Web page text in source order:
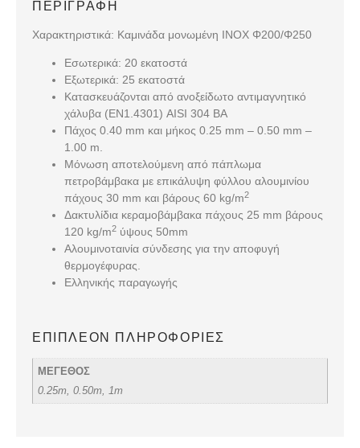
ΠΕΡΙΓΡΑΦΉ
Χαρακτηριστικά: Καμινάδα μονωμένη ΙΝΟΧ Φ200/Φ250
Εσωτερικά: 20 εκατοστά
Εξωτερικά: 25 εκατοστά
Κατασκευάζονται από ανοξείδωτο αντιμαγνητικό
χάλυβα (EN1.4301) AISI 304 BA
Πάχος 0.40 mm και μήκος 0.25 mm – 0.50 mm –
1.00 m.
Μόνωση αποτελούμενη από πάπλωμα
πετροβάμβακα με επικάλυψη φύλλου αλουμινίου
πάχους 30 mm και βάρους 60 kg/m2
Δακτυλίδια κεραμοβάμβακα πάχους 25 mm βάρους
120 kg/m2 ύψους 50mm
Αλουμινοταινία σύνδεσης για την αποφυγή
θερμογέφυρας.
Ελληνικής παραγωγής
ΕΠΙΠΛΈΟΝ ΠΛΗΡΟΦΟΡΊΕΣ
ΜΕΓΕΘΟΣ
0.25m, 0.50m, 1m